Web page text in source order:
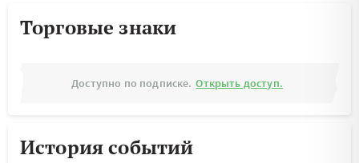
Торговые знаки
Доступно по подписке. Открыть доступ.
История событий